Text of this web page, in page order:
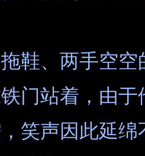
、两手空空
门站着，由于
笑声因此延绵